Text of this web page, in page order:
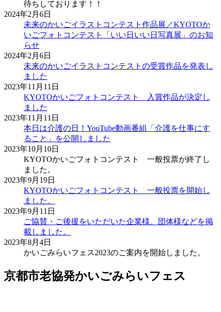
待ちしております！！
2024年2月6日
未来のかいごイラストコンテスト作品展／KYOTOか
いごフォトコンテスト「いい日いい日写真展」のお知
らせ
2024年2月6日
未来のかいごイラストコンテストの受賞作品を発表し
ました
2023年11月11日
KYOTOかいごフォトコンテスト 入賞作品が決定し
ました
2023年11月11日
本日は介護の日！YouTube動画番組「介護を仕事にす
ること」を公開しました
2023年10月10日
KYOTOかいごフォトコンテスト 一般投票が終了し
ました。
2023年9月19日
KYOTOかいごフォトコンテスト 一般投票を開始し
ました。
2023年9月11日
ご協賛・ご後援をいただいた企業様、団体様などを掲
載しました。
2023年8月4日
かいごみらいフェス2023のご案内を開始しました。
京都市老協発かいごみらいフェス